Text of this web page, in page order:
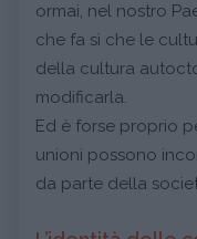
ormai, nel nostro
che fa sì che le
della cultura
modificarla.
Ed è forse proprio
unioni possono
da parte della